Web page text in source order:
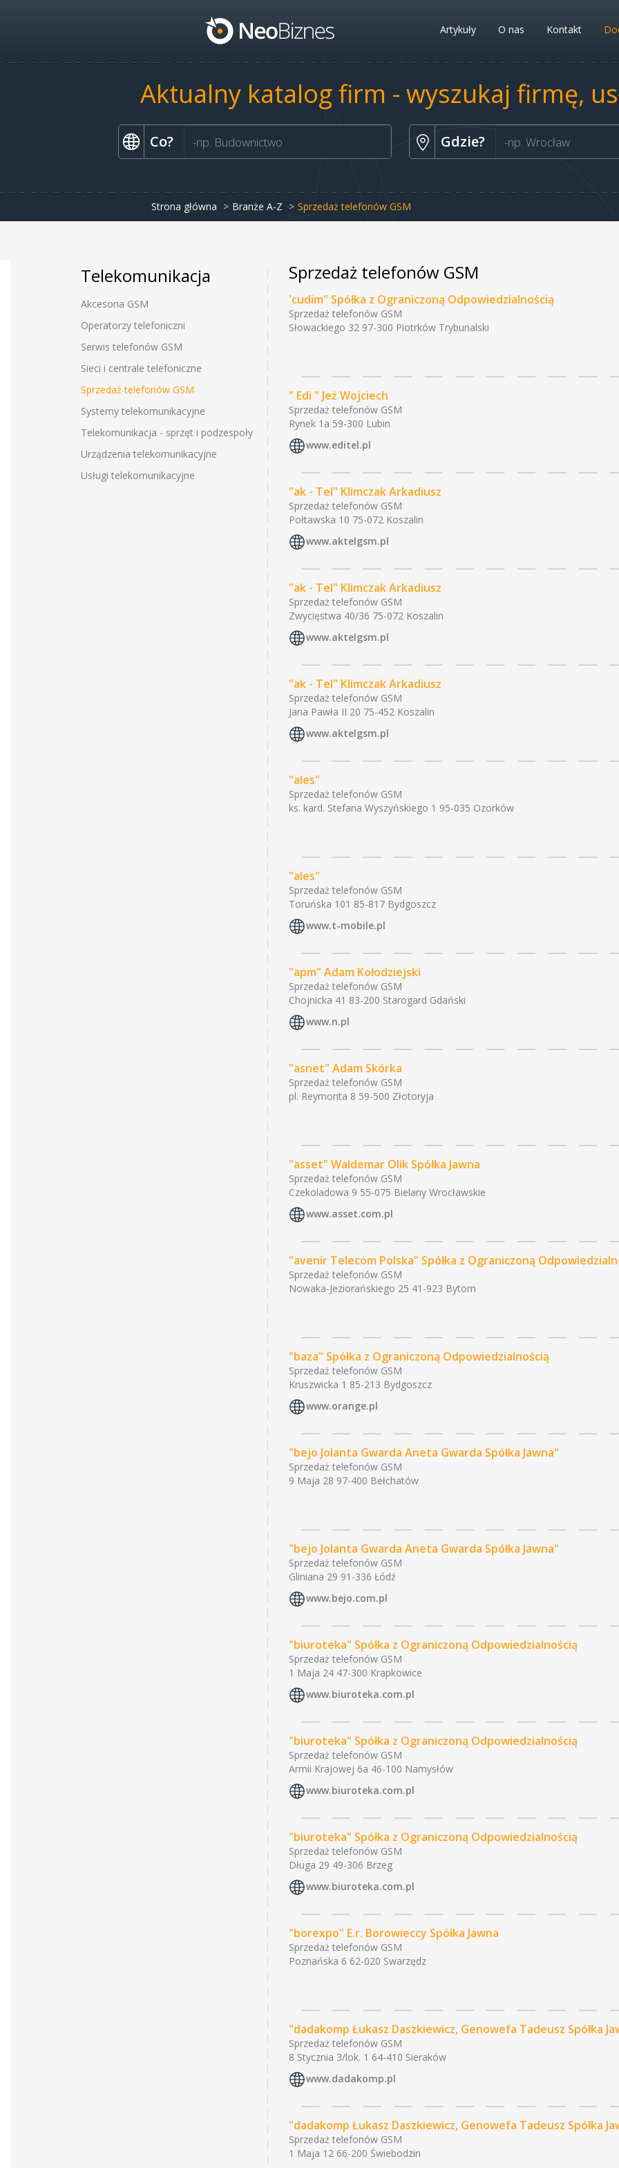
Artykuły O nas Kontakt
Aktualny katalog firm - wyszukaj firmę,
Co? Gdzie?
Strona główna Branże A-Z Sprzedaż telefonów GSM
Telekomunikacja
Akcesoria GSM
Operatorzy telefoniczni
Serwis telefonów GSM
Sieci i centrale telefoniczne
Sprzedaż telefonów GSM
Systemy telekomunikacyjne
Telekomunikacja - sprzęt i podzespoły
Urządzenia telekomunikacyjne
Usługi telekomunikacyjne
Sprzedaż telefonów GSM
'cudim" Spółka z Ograniczoną Odpowiedzialnością
Sprzedaż telefonów GSM
Słowackiego 32 97-300 Piotrków Trybunalski
" Edi " Jeż Wojciech
Sprzedaż telefonów GSM
Rynek 1a 59-300 Lubin
www.editel.pl
"ak - Tel" Klimczak Arkadiusz
Sprzedaż telefonów GSM
Połtawska 10 75-072 Koszalin
www.aktelgsm.pl
"ak - Tel" Klimczak Arkadiusz
Sprzedaż telefonów GSM
Zwycięstwa 40/36 75-072 Koszalin
www.aktelgsm.pl
"ak - Tel" Klimczak Arkadiusz
Sprzedaż telefonów GSM
Jana Pawła II 20 75-452 Koszalin
www.aktelgsm.pl
"ales"
Sprzedaż telefonów GSM
ks. kard. Stefana Wyszyńskiego 1 95-035 Ozorków
"ales"
Sprzedaż telefonów GSM
Toruńska 101 85-817 Bydgoszcz
www.t-mobile.pl
"apm" Adam Kołodziejski
Sprzedaż telefonów GSM
Chojnicka 41 83-200 Starogard Gdański
www.n.pl
"asnet" Adam Skórka
Sprzedaż telefonów GSM
pl. Reymonta 8 59-500 Złotoryja
"asset" Waldemar Olik Spółka Jawna
Sprzedaż telefonów GSM
Czekoladowa 9 55-075 Bielany Wrocławskie
www.asset.com.pl
"avenir Telecom Polska" Spółka z Ograniczoną
Sprzedaż telefonów GSM
Nowaka-Jeziorańskiego 25 41-923 Bytom
"baza" Spółka z Ograniczoną Odpowiedzialnością
Sprzedaż telefonów GSM
Kruszwicka 1 85-213 Bydgoszcz
www.orange.pl
"bejo Jolanta Gwarda Aneta Gwarda Spółka Jawna"
Sprzedaż telefonów GSM
9 Maja 28 97-400 Bełchatów
"bejo Jolanta Gwarda Aneta Gwarda Spółka Jawna"
Sprzedaż telefonów GSM
Gliniana 29 91-336 Łódź
www.bejo.com.pl
"biuroteka" Spółka z Ograniczoną Odpowiedzialnością
Sprzedaż telefonów GSM
1 Maja 24 47-300 Krapkowice
www.biuroteka.com.pl
"biuroteka" Spółka z Ograniczoną Odpowiedzialnością
Sprzedaż telefonów GSM
Armii Krajowej 6a 46-100 Namysłów
www.biuroteka.com.pl
"biuroteka" Spółka z Ograniczoną Odpowiedzialnością
Sprzedaż telefonów GSM
Długa 29 49-306 Brzeg
www.biuroteka.com.pl
"borexpo" E.r. Borowieccy Spółka Jawna
Sprzedaż telefonów GSM
Poznańska 6 62-020 Swarzędz
"dadakomp Łukasz Daszkiewicz, Genowefa Tadeusz Spółka
Sprzedaż telefonów GSM
8 Stycznia 3/lok. 1 64-410 Sieraków
www.dadakomp.pl
"dadakomp Łukasz Daszkiewicz, Genowefa Tadeusz Spółka
Sprzedaż telefonów GSM
1 Maja 12 66-200 Świebodzin